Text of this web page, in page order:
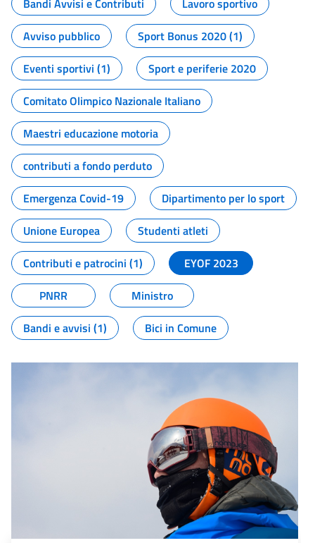
Bandi Avvisi e Contributi
Lavoro sportivo
Avviso pubblico
Sport Bonus 2020 (1)
Eventi sportivi (1)
Sport e periferie 2020
Comitato Olimpico Nazionale Italiano
Maestri educazione motoria
contributi a fondo perduto
Emergenza Covid-19
Dipartimento per lo sport
Unione Europea
Studenti atleti
Contributi e patrocini (1)
EYOF 2023
PNRR
Ministro
Bandi e avvisi (1)
Bici in Comune